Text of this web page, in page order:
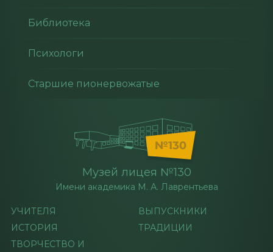
Библиотека
Психологи
Старшие пионервожатые
Музей лицея №130
Имени академика М. А. Лаврентьева
УЧИТЕЛЯ
ВЫПУСКНИКИ
ИСТОРИЯ
ТРАДИЦИИ
ТВОРЧЕСТВО И